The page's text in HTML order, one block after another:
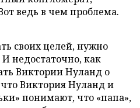
ведь в чем проблема.
своих целей, нужно
недостаточно, как
Виктории Нуланд о
Виктория Нуланд и
понимают, что «папа»,